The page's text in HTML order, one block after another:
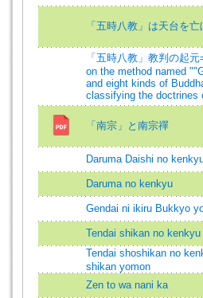
「五時八教」は天台を亡
「五時八教」教判の起
on the method named
and eight kinds of
classifying the doctrines
「南宗」と南宗禪
Daruma Daishi no
Daruma no kenkyu
Gendai ni ikiru Bukkyo
Tendai shikan no kenkyu
Tendai shoshikan no
shikan yomon
Zen to wa nani ka